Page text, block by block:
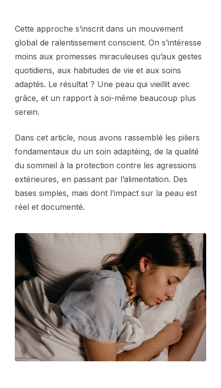
Cette approche s’inscrit dans un mouvement
global de ralentissement conscient. On s’intéresse
moins aux promesses miraculeuses qu’aux gestes
quotidiens, aux habitudes de vie et aux soins
adaptés. Le résultat ? Une peau qui vieillit avec
grâce, et un rapport à soi-même beaucoup plus
serein.
Dans cet article, nous avons rassemblé les piliers
fondamentaux du un soin adaptéing, de la qualité
du sommeil à la protection contre les agressions
extérieures, en passant par l’alimentation. Des
bases simples, mais dont l’impact sur la peau est
réel et documenté.